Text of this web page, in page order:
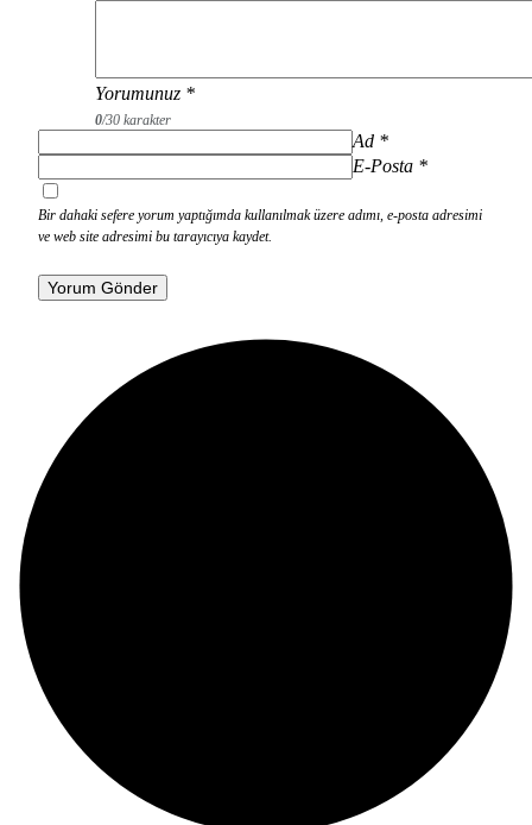
Yorumunuz *
0/30 karakter
Ad *
E-Posta *
Bir dahaki sefere yorum yaptığımda kullanılmak üzere adımı, e-posta adresimi
ve web site adresimi bu tarayıcıya kaydet.
Yorum Gönder